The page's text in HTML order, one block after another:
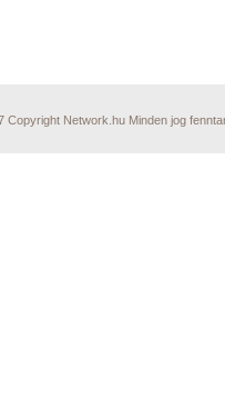
Copyright Network.hu Minden jog